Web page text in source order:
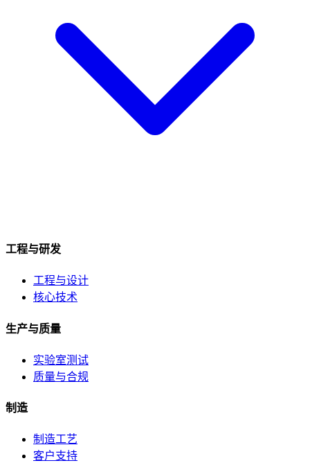
工程与研发
工程与设计
核心技术
生产与质量
实验室测试
质量与合规
制造
制造工艺
客户支持